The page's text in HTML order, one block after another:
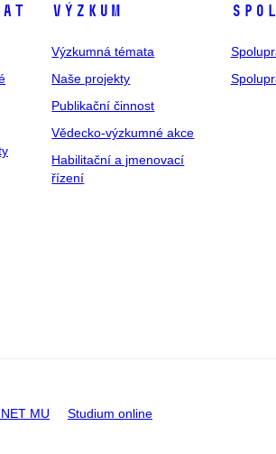
Výzkum
Výzkumná témata
Naše projekty
Publikační činnost
Vědecko-výzkumné akce
Habilitační a jmenovací
řízení
MU Studium online